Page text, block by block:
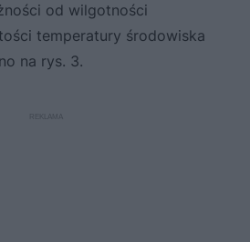
od wilgotności
temperatury środowiska
na rys. 3.